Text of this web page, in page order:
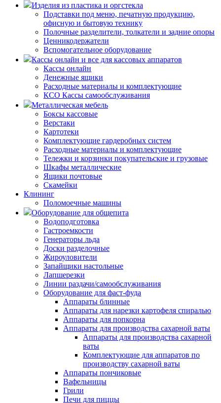
Изделия из пластика и оргстекла
Подставки под меню, печатную продукцию,
офисную и бытовую технику
Полочные разделители, толкатели и задние опоры
Ценникодержатели
Вспомогательное оборудование
Кассы онлайн и все для кассовых аппаратов
Кассы онлайн
Денежные ящики
Расходные материалы и комплектующие
КСО Кассы самообслуживания
Металлическая мебель
Боксы кассовые
Верстаки
Картотеки
Комплектующие гардеробных систем
Расходные материалы и комплектующие
Тележки и корзинки покупательские и грузовые
Шкафы металлические
Ящики почтовые
Скамейки
Клининг
Поломоечные машины
Оборудование для общепита
Водоподготовка
Гастроемкости
Генераторы льда
Доски разделочные
Жироуловители
Запайщики настольные
Лапшерезки
Линии раздачи/самообслуживания
Оборудование для фаст-фуда
Аппараты блинные
Аппараты для нарезки картофеля спиралью
Аппараты для попкорна
Аппараты для производства сахарной ваты
Аппараты для производства сахарной
ваты
Комплектующие для аппаратов по
производству сахарной ваты
Аппараты пончиковые
Вафельницы
Грили
Печи для пиццы